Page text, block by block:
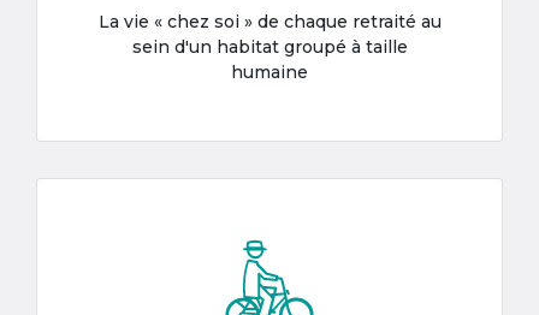
La vie « chez soi » de chaque retraité au
sein d'un habitat groupé à taille
humaine